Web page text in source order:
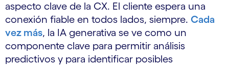
aspecto clave de la CX. El cliente espera una
conexión fiable en todos lados, siempre. Cada
vez más, la IA generativa se ve como un
componente clave para permitir análisis
predictivos y para identificar posibles